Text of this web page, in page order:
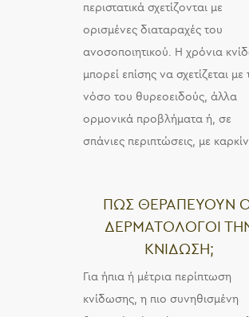
περιστατικά σχετίζονται με
ορισμένες διαταραχές του
ανοσοποιητικού. Η χρόνια
μπορεί επίσης να σχετίζεται με
νόσο του θυρεοειδούς, άλλα
ορμονικά προβλήματα ή, σε
σπάνιες περιπτώσεις, με
ΠΩΣ ΘΕΡΑΠΕΥΟΥΝ
ΔΕΡΜΑΤΟΛΟΓΟΙ
ΚΝΙΔΩΣΗ;
Για ήπια ή μέτρια περίπτωση
κνίδωσης, η πιο συνηθισμένη